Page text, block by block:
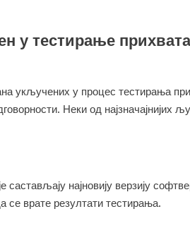
у тестирање
укључених у процес тестирања
Неки од
састављају најновију верзију
се врате резултати тестирања.